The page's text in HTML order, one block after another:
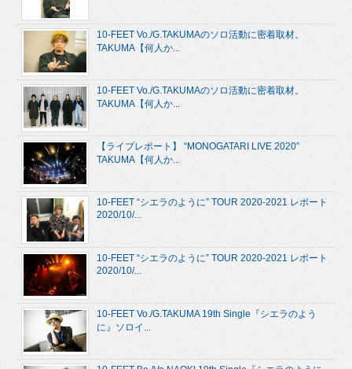
10-FEET Vo./G.TAKUMAのソロ活動に密着取材。
TAKUMA【何人か...
10-FEET Vo./G.TAKUMAのソロ活動に密着取材。
TAKUMA【何人か...
【ライブレポート】 “MONOGATARI LIVE 2020”
TAKUMA【何人か...
10-FEET “シエラのように” TOUR 2020-2021 レポート
2020/10/...
10-FEET “シエラのように” TOUR 2020-2021 レポート
2020/10/...
10-FEET Vo./G.TAKUMA 19th Single『シエラのよう
に』ソロイ...